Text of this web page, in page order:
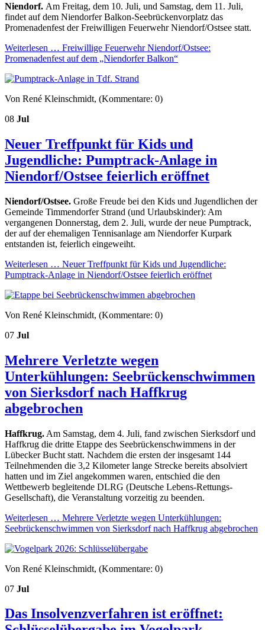
Niendorf. Am Freitag, dem 10. Juli, und Samstag, dem 11. Juli,
findet auf dem Niendorfer Balkon-Seebrückenvorplatz das
Promenadenfest der Freiwilligen Feuerwehr Niendorf/Ostsee statt.
Weiterlesen … Freiwillige Feuerwehr Niendorf/Ostsee:
Promenadenfest auf dem „Niendorfer Balkon“
Von René Kleinschmidt, (Kommentare: 0)
08 Jul
Neuer Treffpunkt für Kids und
Jugendliche: Pumptrack-Anlage in
Niendorf/Ostsee feierlich eröffnet
Niendorf/Ostsee. Große Freude bei den Kids und Jugendlichen der
Gemeinde Timmendorfer Strand (und Urlaubskinder): Am
vergangenen Donnerstag, dem 2. Juli, wurde der neue Pumptrack,
der auf der ehemaligen Tennisanlage am Niendorfer Kurpark
entstanden ist, feierlich eingeweiht.
Weiterlesen … Neuer Treffpunkt für Kids und Jugendliche:
Pumptrack-Anlage in Niendorf/Ostsee feierlich eröffnet
Von René Kleinschmidt, (Kommentare: 0)
07 Jul
Mehrere Verletzte wegen
Unterkühlungen: Seebrückenschwimmen
von Sierksdorf nach Haffkrug
abgebrochen
Haffkrug. Am Samstag, dem 4. Juli, fand zwischen Sierksdorf und
Haffkrug die dritte Etappe des Seebrückenschwimmens in der
Lübecker Bucht statt. Nachdem die ersten der insgesamt 144
Teilnehmenden die 3,2 Kilometer lange Strecke bereits absolviert
hatten und im Ziel angekommen waren, entschied die den
Wettbewerb begleitende DLRG (Deutsche Lebens-Rettungs-
Gesellschaft), die Veranstaltung vorzeitig zu beenden.
Weiterlesen … Mehrere Verletzte wegen Unterkühlungen:
Seebrückenschwimmen von Sierksdorf nach Haffkrug abgebrochen
Von René Kleinschmidt, (Kommentare: 0)
07 Jul
Das Insolvenzverfahren ist eröffnet: